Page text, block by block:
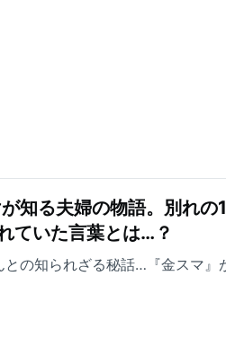
知る夫婦の物語。別れの
ていた言葉とは…？
の知られざる秘話…『金スマ』